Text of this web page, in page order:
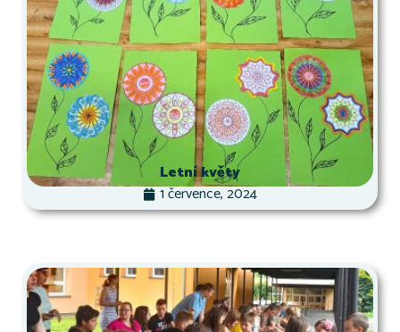
Letní květy
1 července, 2024